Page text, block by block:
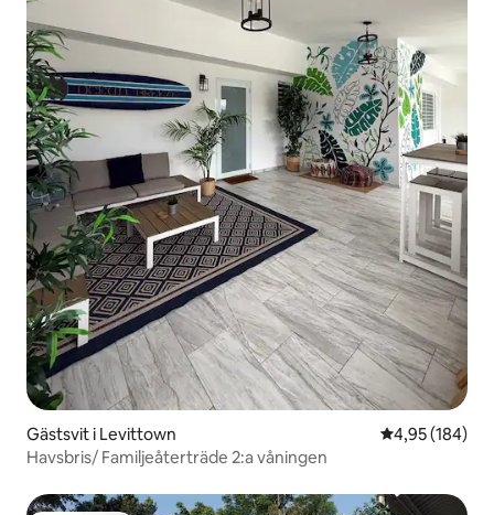
Gästsvit i Levittown 4,95 av 5 i
4,95 (184)
Havsbris/ Familjeåterträde 2:a våningen